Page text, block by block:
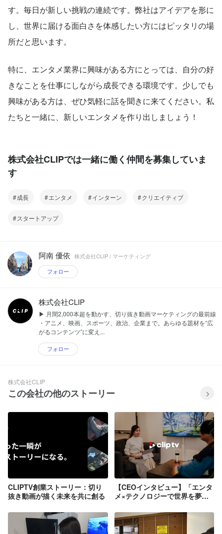
す。毎日が新しい挑戦の連続です。弊社はアイデアを形に
し、世界に届ける面白さを体感したい方にはピッタリの場
所だと思います。
特に、エンタメ業界に興味がある方にとっては、自分の好
きなことを仕事にしながら成長できる環境です。少しでも
興味がある方は、ぜひ気軽に話を聞きに来てください。私
たちと一緒に、新しいエンタメを作り出しましょう！
株式会社CLIPでは一緒に働く仲間を募集していま
す
成長 エンタメ インターン クリエイティブ
スタートアップ
阿南 優依 株式会社CLIP / マーケティング
フォロー
株式会社CLIP
▶︎ 月間2,000本超を動かす、切り抜き動画マーケティングの最前線
・アニメ、映画、スポーツ、政治、企業まで。あらゆる題材を“広
がるコンテンツ”に変え...
フォロー
株式会社CLIP
この会社の他のストーリー
CLIPTV創業ストーリー：切り
抜き動画が描く未来を共に創る
【CEOインタビュー】「エンタ
メ×テクノロジーで世界を夢中
ョート動画サービスの裏側に迫
る！